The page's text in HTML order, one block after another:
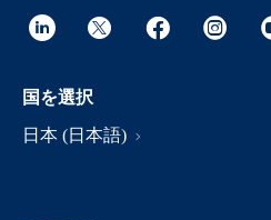
国を選択
日本 (日本語)